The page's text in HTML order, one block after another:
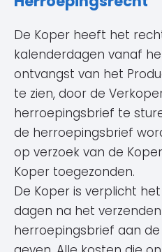
De Koper heeft het
kalenderdagen vanaf
ontvangst van het
te zien, door de
herroepingsbrief te
de herroepingsbrief
op verzoek van de
Koper toegezonden.
De Koper is verplicht
dagen na het
herroepingsbrief aan